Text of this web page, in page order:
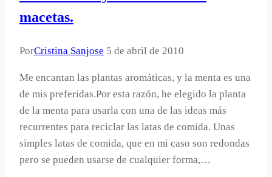
macetas.
PorCristina Sanjose 5 de abril de 2010
Me encantan las plantas aromáticas, y la menta es una
de mis preferidas.Por esta razón, he elegido la planta
de la menta para usarla con una de las ideas más
recurrentes para reciclar las latas de comida. Unas
simples latas de comida, que en mi caso son redondas
pero se pueden usarse de cualquier forma,…